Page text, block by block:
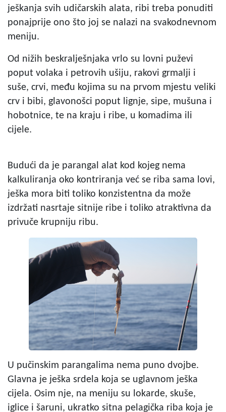
ješkanja svih udičarskih alata, ribi treba ponuditi
ponajprije ono što joj se nalazi na svakodnevnom
meniju.
Od nižih beskralješnjaka vrlo su lovni puževi
poput volaka i petrovih ušiju, rakovi grmalji i
suše, crvi, među kojima su na prvom mjestu veliki
crv i bibi, glavonošci poput lignje, sipe, mušuna i
hobotnice, te na kraju i ribe, u komadima ili
cijele.
Budući da je parangal alat kod kojeg nema
kalkuliranja oko kontriranja već se riba sama lovi,
ješka mora biti toliko konzistentna da može
izdržati nasrtaje sitnije ribe i toliko atraktivna da
privuče krupniju ribu.
U pučinskim parangalima nema puno dvojbe.
Glavna je ješka srdela koja se uglavnom ješka
cijela. Osim nje, na meniju su lokarde, skuše,
iglice i šaruni, ukratko sitna pelagička riba koja je